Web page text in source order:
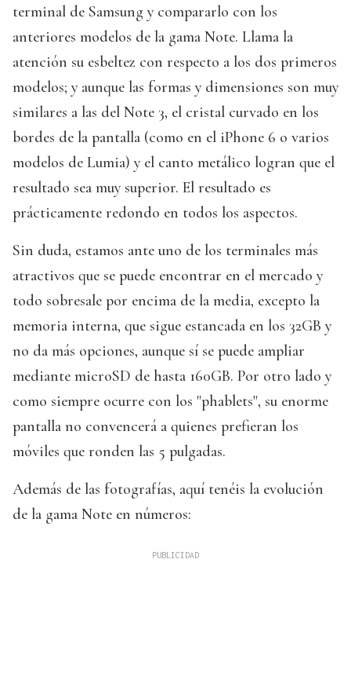
terminal de Samsung y compararlo con los
anteriores modelos de la gama Note. Llama la
atención su esbeltez con respecto a los dos primeros
modelos; y aunque las formas y dimensiones son muy
similares a las del Note 3, el cristal curvado en los
bordes de la pantalla (como en el iPhone 6 o varios
modelos de Lumia) y el canto metálico logran que el
resultado sea muy superior. El resultado es
prácticamente redondo en todos los aspectos.
Sin duda, estamos ante uno de los terminales más
atractivos que se puede encontrar en el mercado y
todo sobresale por encima de la media, excepto la
memoria interna, que sigue estancada en los 32GB y
no da más opciones, aunque sí se puede ampliar
mediante microSD de hasta 160GB. Por otro lado y
como siempre ocurre con los "phablets", su enorme
pantalla no convencerá a quienes prefieran los
móviles que ronden las 5 pulgadas.
Además de las fotografías, aquí tenéis la evolución
de la gama Note en números: